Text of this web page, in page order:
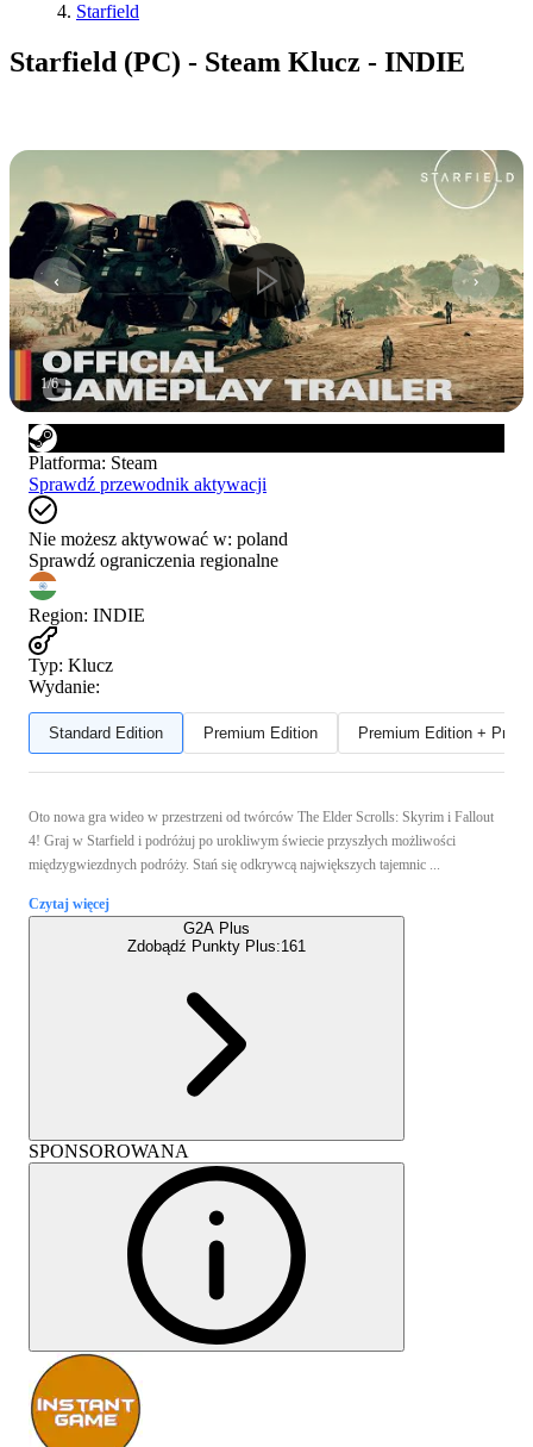
Starfield
Starfield (PC) - Steam Klucz - INDIE
1/6
Platforma: Steam
Sprawdź przewodnik aktywacji
Nie możesz aktywować w: poland
Sprawdź ograniczenia regionalne
Region: INDIE
Typ: Klucz
Wydanie:
Standard Edition Premium Edition Premium Edition +
Oto nowa gra wideo w przestrzeni od twórców The Elder Scrolls: Skyrim i Fallout
4! Graj w Starfield i podróżuj po urokliwym świecie przyszłych możliwości
międzygwiezdnych podróży. Stań się odkrywcą największych tajemnic ...
Czytaj więcej
G2A Plus
Zdobądź Punkty Plus:161
SPONSOROWANA